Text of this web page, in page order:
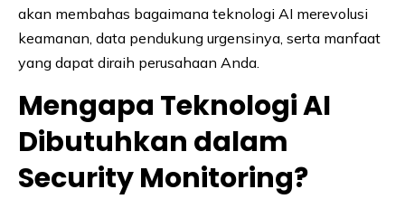
akan membahas bagaimana teknologi AI merevolusi
keamanan, data pendukung urgensinya, serta manfaat
yang dapat diraih perusahaan Anda.
Mengapa Teknologi AI
Dibutuhkan dalam
Security Monitoring?